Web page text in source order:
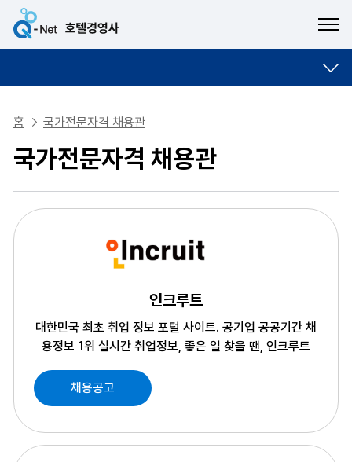
홈 국가전문자격 채용관
국가전문자격 채용관
인크루트
대한민국 최초 취업 정보 포털 사이트. 공기업 공공기간 채
용정보 1위 실시간 취업정보, 좋은 일 찾을 땐, 인크루트
채용공고